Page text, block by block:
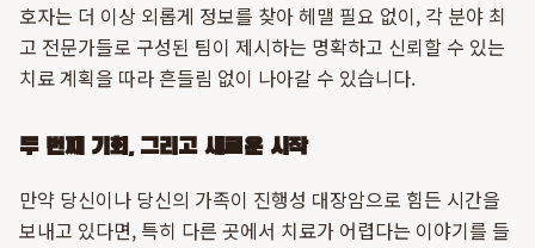
호자는 더 이상 외롭게 정보를 찾아 헤맬 필요 없이, 각 분야 최
고 전문가들로 구성된 팀이 제시하는 명확하고 신뢰할 수 있는
치료 계획을 따라 흔들림 없이 나아갈 수 있습니다.
두 번째 기회, 그리고 새로운 시작
만약 당신이나 당신의 가족이 진행성 대장암으로 힘든 시간을
보내고 있다면, 특히 다른 곳에서 치료가 어렵다는 이야기를 들